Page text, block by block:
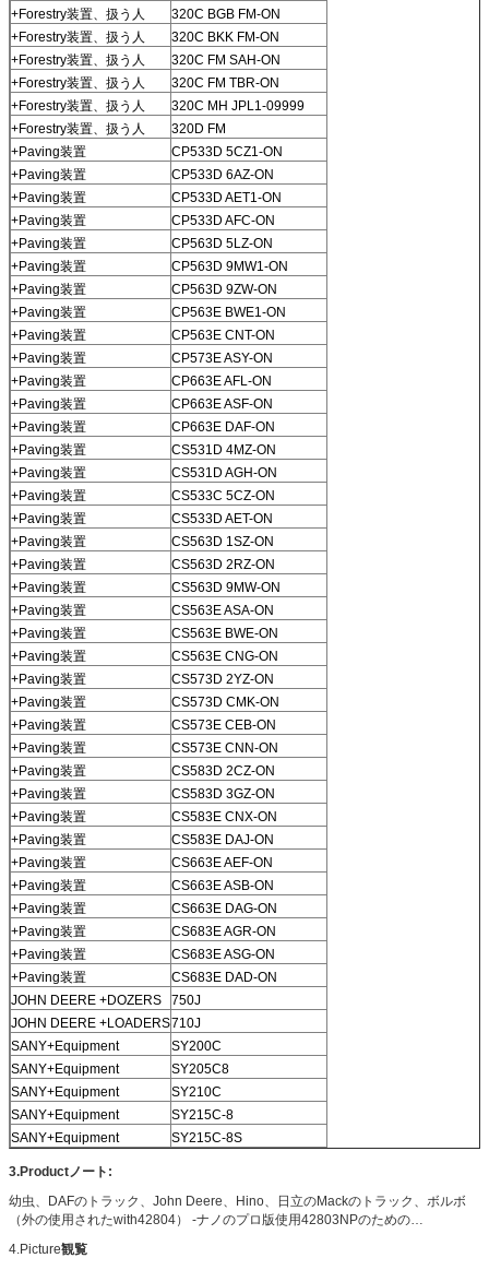
+Forestry装置、扱う人
320C BGB FM-ON
+Forestry装置、扱う人
320C BKK FM-ON
+Forestry装置、扱う人
320C FM SAH-ON
+Forestry装置、扱う人
320C FM TBR-ON
+Forestry装置、扱う人
320C MH JPL1-09999
+Forestry装置、扱う人
320D FM
+Paving装置
CP533D 5CZ1-ON
+Paving装置
CP533D 6AZ-ON
+Paving装置
CP533D AET1-ON
+Paving装置
CP533D AFC-ON
+Paving装置
CP563D 5LZ-ON
+Paving装置
CP563D 9MW1-ON
+Paving装置
CP563D 9ZW-ON
+Paving装置
CP563E BWE1-ON
+Paving装置
CP563E CNT-ON
+Paving装置
CP573E ASY-ON
+Paving装置
CP663E AFL-ON
+Paving装置
CP663E ASF-ON
+Paving装置
CP663E DAF-ON
+Paving装置
CS531D 4MZ-ON
+Paving装置
CS531D AGH-ON
+Paving装置
CS533C 5CZ-ON
+Paving装置
CS533D AET-ON
+Paving装置
CS563D 1SZ-ON
+Paving装置
CS563D 2RZ-ON
+Paving装置
CS563D 9MW-ON
+Paving装置
CS563E ASA-ON
+Paving装置
CS563E BWE-ON
+Paving装置
CS563E CNG-ON
+Paving装置
CS573D 2YZ-ON
+Paving装置
CS573D CMK-ON
+Paving装置
CS573E CEB-ON
+Paving装置
CS573E CNN-ON
+Paving装置
CS583D 2CZ-ON
+Paving装置
CS583D 3GZ-ON
+Paving装置
CS583E CNX-ON
+Paving装置
CS583E DAJ-ON
+Paving装置
CS663E AEF-ON
+Paving装置
CS663E ASB-ON
+Paving装置
CS663E DAG-ON
+Paving装置
CS683E AGR-ON
+Paving装置
CS683E ASG-ON
+Paving装置
CS683E DAD-ON
JOHN DEERE +DOZERS
750J
JOHN DEERE +LOADERS710J
SANY+Equipment
SY200C
SANY+Equipment
SY205C8
SANY+Equipment
SY210C
SANY+Equipment
SY215C-8
SANY+Equipment
SY215C-8S
3.Productノート:
幼虫、DAFのトラック、John Deere、Hino、日立のMackのトラック、ボルボ
（外の使用されたwith42804） -ナノのプロ版使用42803NPのための…
4.Picture観覧